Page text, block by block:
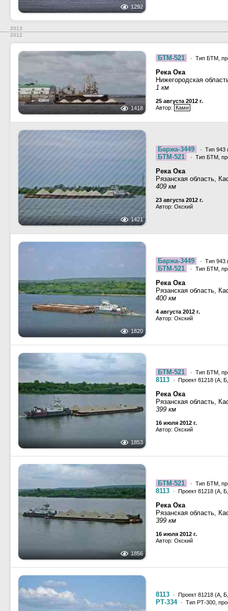
1292
2013
2012
1418
БТМ-521 · Тип БТМ,
Река Ока
Нижегородская
1 км
25 августа 2012 г.
Автор: Ками
1421
Баржа-3449 · Тип 943
БТМ-521 · Тип БТМ,
Река Ока
Рязанская область,
409 км
23 августа 2012 г.
Автор: Окский
1820
Баржа-3449 · Тип 943
БТМ-521 · Тип БТМ,
Река Ока
Рязанская область,
400 км
4 августа 2012 г.
Автор: Окский
1853
БТМ-521 · Тип БТМ,
8113 · Проект 81218 (А,
Река Ока
Рязанская область,
399 км
16 июля 2012 г.
Автор: Окский
1856
БТМ-521 · Тип БТМ,
8113 · Проект 81218 (А,
Река Ока
Рязанская область,
399 км
16 июля 2012 г.
Автор: Окский
8113 · Проект 81218 (А,
РТ-334 · Тип РТ-300,